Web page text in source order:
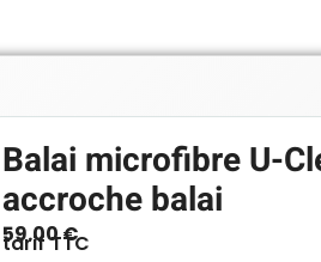
Balai microfibre U-
accroche balai
59.00€
tarif TTC